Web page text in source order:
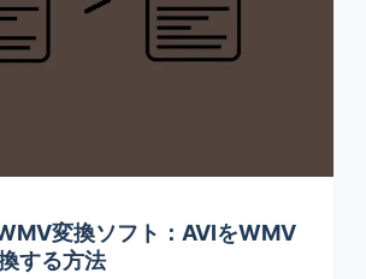
変換ソフト：AVIをWMV
する方法